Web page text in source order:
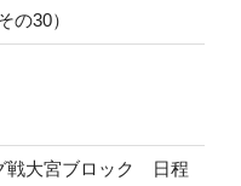
の30）
戦大宮ブロック 日程